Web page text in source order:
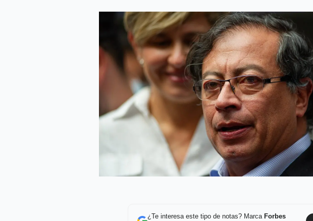
¿Te interesa este tipo de notas? Marca Forbes